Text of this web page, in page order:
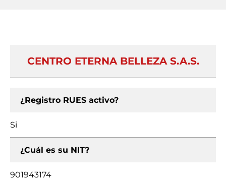
CENTRO ETERNA BELLEZA S.A.S.
¿Registro RUES activo?
Si
¿Cuál es su NIT?
901943174